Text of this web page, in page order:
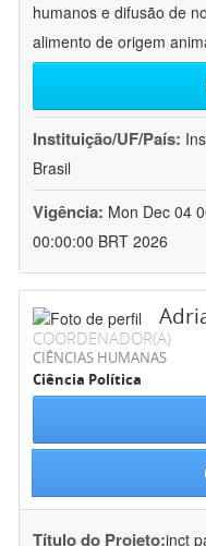
humanos e difusão de
alimento de origem
Instituição/UF/País:
Brasil
Vigência: Mon Dec 04
00:00:00 BRT 2026
COORDENADOR(A)
CIÊNCIAS HUMANAS
Ciência Política
Título do Projeto:inct